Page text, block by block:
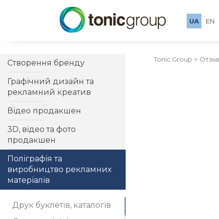
UA EN
Створення бренду
Графічний дизайн та
рекламний креатив
Відео продакшен
3D, відео та фото
продакшен
Поліграфія та
виробництво рекламних
матеріалів
Друк буклетів, каталогів
Tonic Group